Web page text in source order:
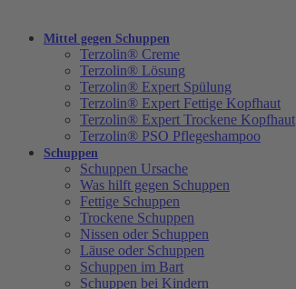
Mittel gegen Schuppen
Terzolin® Creme
Terzolin® Lösung
Terzolin® Expert Spülung
Terzolin® Expert Fettige Kopfhaut
Terzolin® Expert Trockene Kopfhaut
Terzolin® PSO Pflegeshampoo
Schuppen
Schuppen Ursache
Was hilft gegen Schuppen
Fettige Schuppen
Trockene Schuppen
Nissen oder Schuppen
Läuse oder Schuppen
Schuppen im Bart
Schuppen bei Kindern